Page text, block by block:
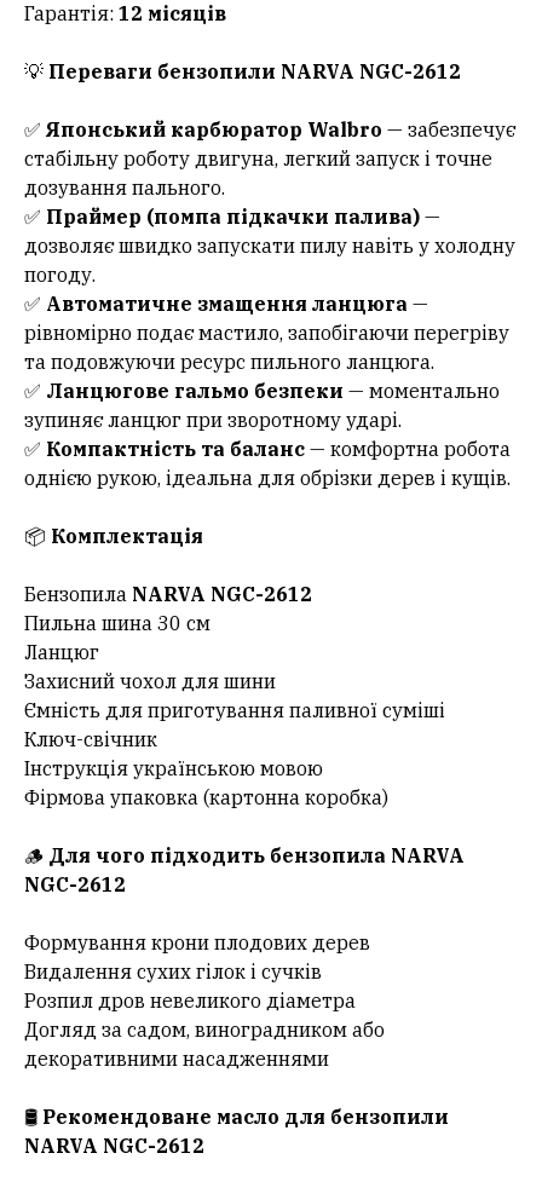
Гарантія: 12 місяців
💡 Переваги бензопили NARVA NGC-2612
✅Японський карбюратор Walbro — забезпечує
стабільну роботу двигуна, легкий запуск і точне
дозування пального.
✅ Праймер (помпа підкачки палива) —
дозволяє швидко запускати пилу навіть у холодну
погоду.
✅ Автоматичне змащення ланцюга —
рівномірно подає мастило, запобігаючи перегріву
та подовжуючи ресурс пильного ланцюга.
✅ Ланцюгове гальмо безпеки — моментально
зупиняє ланцюг при зворотному ударі.
✅ Компактність та баланс — комфортна робота
однією рукою, ідеальна для обрізки дерев і кущів.
📦 Комплектація
Бензопила NARVA NGC-2612
Пильна шина 30 см
Ланцюг
Захисний чохол для шини
Ємність для приготування паливної суміші
Ключ-свічник
Інструкція українською мовою
Фірмова упаковка (картонна коробка)
🪵 Для чого підходить бензопила NARVA
NGC-2612
Формування крони плодових дерев
Видалення сухих гілок і сучків
Розпил дров невеликого діаметра
Догляд за садом, виноградником або
декоративними насадженнями
🛢️ Рекомендоване масло для бензопили
NARVA NGC-2612